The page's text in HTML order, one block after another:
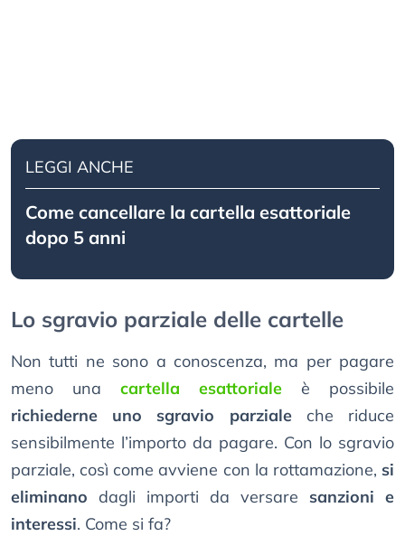
LEGGI ANCHE
Come cancellare la cartella esattoriale
dopo 5 anni
Lo sgravio parziale delle cartelle
Non tutti ne sono a conoscenza, ma per pagare
meno una cartella esattoriale è possibile
richiederne uno sgravio parzialeche riduce
sensibilmente l’importo da pagare. Con lo sgravio
parziale, così come avviene con la rottamazione, si
eliminano dagli importi da versare sanzioni e
interessi. Come si fa?